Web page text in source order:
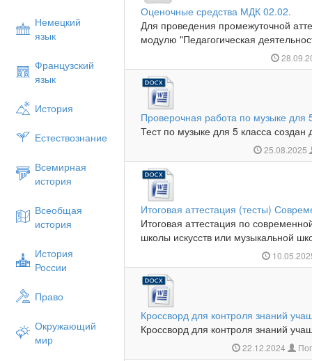
Немецкий
язык
Французский
язык
История
Естествознание
Всемирная
история
Всеобщая
история
История
России
Право
Окружающий
мир
Оценочные средства МДК 02.02.
Для проведения промежуточной
модулю "Педагогическая
Проверочная работа по музыке для
Тест по музыке для 5 класса
25.08.2025
Итоговая аттестация (тесты)
Итоговая аттестация по
школы искусств или музыкальной
Кроссворд для контроля знаний
Кроссворд для контроля знаний
22.12.2024